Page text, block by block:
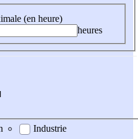
(en heure)
heures
Industrie